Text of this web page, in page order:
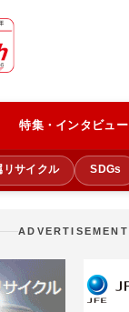
特集・インタビュー
リサイクル SDGs
ADVERTISEMENT